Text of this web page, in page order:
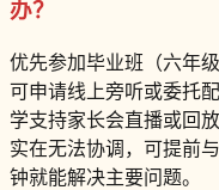
办？
优先参加毕业班（六年
可申请线上旁听或委托
学支持家长会直播或回
实在无法协调，可提前
钟就能解决主要问题。